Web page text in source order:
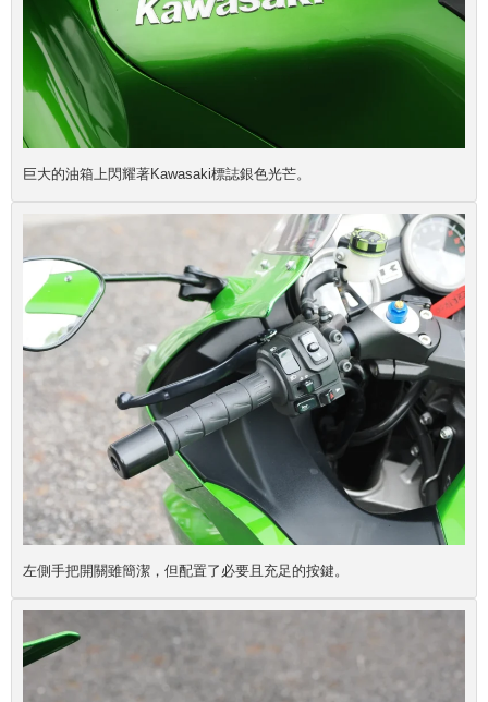
巨大的油箱上閃耀著Kawasaki標誌銀色光芒。
左側手把開關雖簡潔，但配置了必要且充足的按鍵。